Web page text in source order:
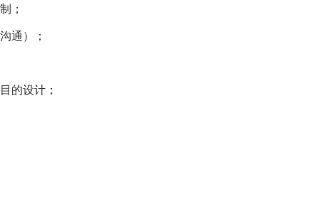
；
通）；
的设计；